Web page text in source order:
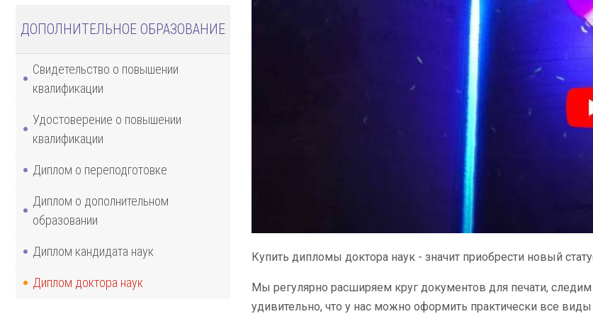
ДОПОЛНИТЕЛЬНОЕ ОБРАЗОВАНИЕ
Свидетельство о повышении
квалификации
Удостоверение о повышении
квалификации
Диплом о переподготовке
Диплом о дополнительном
образовании
Диплом кандидата наук
Диплом доктора наук
Купить дипломы доктора наук - значит приобрести новый
Мы регулярно расширяем круг документов для печати,
удивительно, что у нас можно оформить практически все